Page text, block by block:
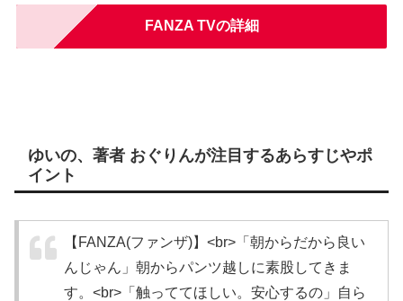
FANZA TVの詳細
ゆいの、著者 おぐりんが注目するあらすじやポ
イント
【FANZA(ファンザ)】<br>「朝からだから良い
んじゃん」朝からパンツ越しに素股してきま
す。<br>「触っててほしい。安心するの」自ら